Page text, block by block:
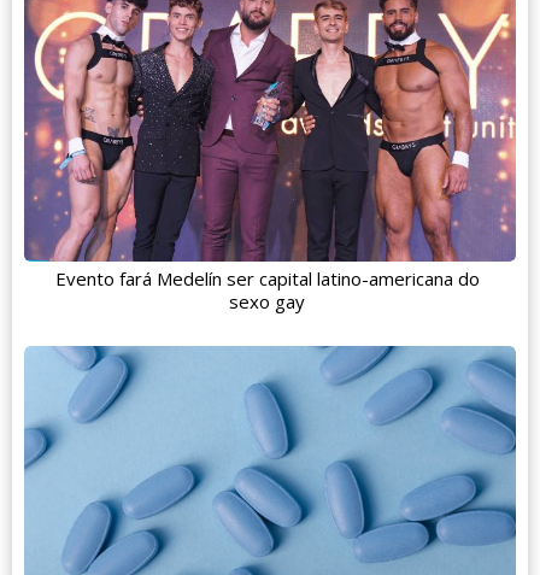
Evento fará Medelín ser capital latino-americana do
sexo gay